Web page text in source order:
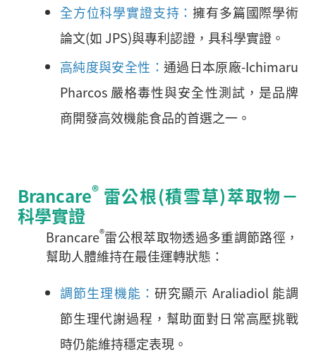
全方位科學實證支持： 擁有多篇國際學術
論文(如 JPS)與專利認證，具科學實證。
高純度與安全性： 通過日本原廠-Ichimaru
Pharcos 嚴格毒性與安全性測試，是品牌
商開發高效機能食品的首選之一。
Brancare® 雷公根(積雪草)萃取物－
科學實證
Brancare®雷公根萃取物透過多重調節路徑，
幫助人體維持在最佳運轉狀態：
調節生理機能： 研究顯示 Araliadiol 能調
節生理代謝過程，幫助面對日常高壓挑戰
時仍能維持穩定表現。